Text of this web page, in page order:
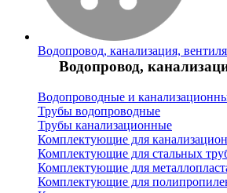
Водопровод, канализация,
Водопровод,
Водопроводные и
Трубы водопроводные
Трубы канализационные
Комплектующие для
Комплектующие для стальных
Комплектующие для
Комплектующие для